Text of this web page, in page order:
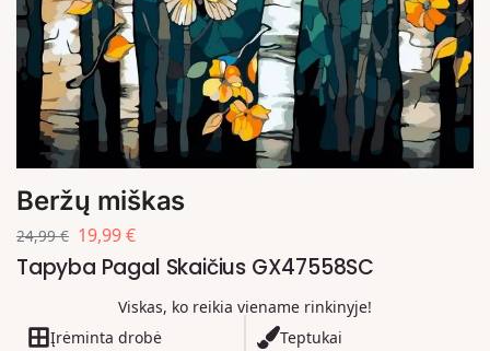
Beržų miškas
24,99€ 19,99€
Tapyba Pagal Skaičius GX47558SC
Viskas, ko reikia viename rinkinyje!
Įrėminta drobė
Teptukai